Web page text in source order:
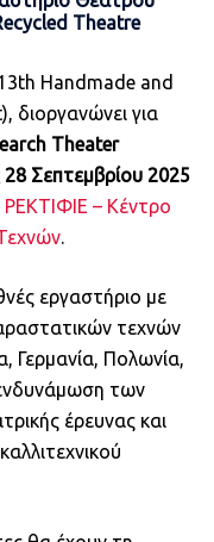
Theatre
Handmade and
διοργανώνει για
Theater
Σεπτεμβρίου 2025
ΡΕΚΤΙΦΙΕ – Κέντρο
.
εργαστήριο με
τεχνών
Γερμανία, Πολωνία,
των
έρευνας και